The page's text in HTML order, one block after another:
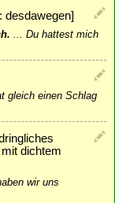
desdawegen]
Du hattest mich
gleich einen Schlag
dichtem
wir uns